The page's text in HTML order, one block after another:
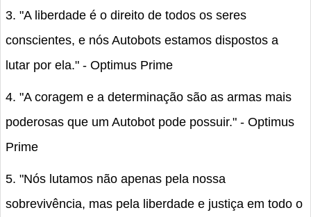
3. "A liberdade é o direito de todos os seres
conscientes, e nós Autobots estamos dispostos a
lutar por ela." - Optimus Prime
4. "A coragem e a determinação são as armas mais
poderosas que um Autobot pode possuir." - Optimus
Prime
5. "Nós lutamos não apenas pela nossa
sobrevivência, mas pela liberdade e justiça em todo o